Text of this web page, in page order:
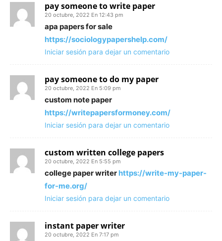
pay someone to write paper
20 octubre, 2022 En 12:43 pm
apa papers for sale
https://sociologypapershelp.com/
Iniciar sesión para dejar un comentario
pay someone to do my paper
20 octubre, 2022 En 5:09 pm
custom note paper
https://writepapersformoney.com/
Iniciar sesión para dejar un comentario
custom written college papers
20 octubre, 2022 En 5:55 pm
college paper writer https://write-my-paper-
for-me.org/
Iniciar sesión para dejar un comentario
instant paper writer
20 octubre, 2022 En 7:17 pm